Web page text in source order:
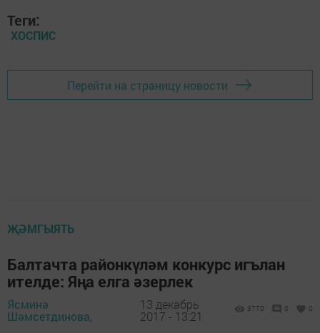
Теги:
ХОСПИС
Перейти на страницу новости
ҖӘМГЫЯТЬ
Балтачта районкүләм конкурс игълан
ителде: Яңа елга әзерлек
Ясминә
Шәмсетдинова,
13 декабрь
2017 - 13:21
3770 0 0